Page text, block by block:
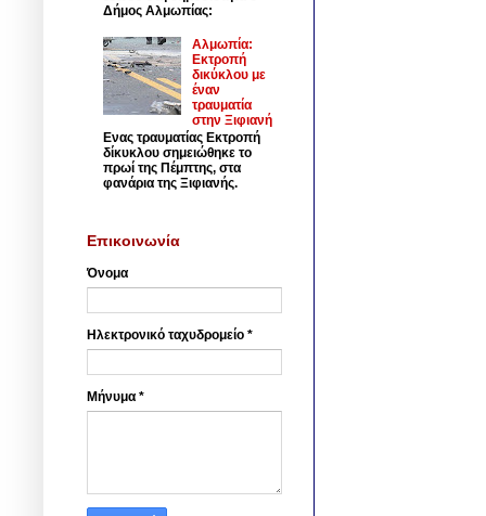
Δήμος Αλμωπίας:
Αλμωπία:
Εκτροπή
δικύκλου με
έναν
τραυματία
στην Ξιφιανή
Ενας τραυματίας Εκτροπή
δίκυκλου σημειώθηκε το
πρωί της Πέμπτης, στα
φανάρια της Ξιφιανής.
Επικοινωνία
Όνομα
Ηλεκτρονικό ταχυδρομείο *
Μήνυμα *